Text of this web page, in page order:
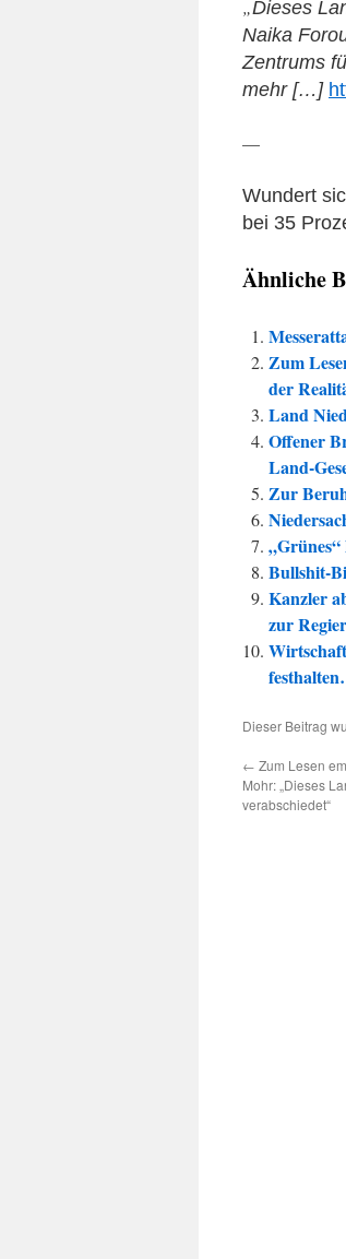
„Dieses
Naika
Zentrums
mehr […]
—
Wundert
bei 35
Ähnliche
Zum
der
Land
Offener
Land-
Zur
„Grünes“
Bullshit-
Kanzler
zur
Dieser Beitrag
← Zum Lesen
Mohr: „Dieses
verabschiedet“